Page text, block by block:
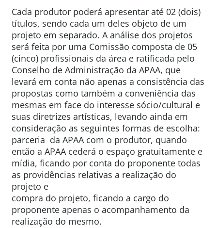
Cada produtor poderá apresentar até 02 (dois)
títulos, sendo cada um deles objeto de um
projeto em separado. A análise dos projetos
será feita por uma Comissão composta de 05
(cinco) profissionais da área e ratificada pelo
Conselho de Administração da APAA, que
levará em conta não apenas a consistência das
propostas como também a conveniência das
mesmas em face do interesse sócio/cultural e
suas diretrizes artísticas, levando ainda em
consideração as seguintes formas de escolha:
parceria da APAA com o produtor, quando
então a APAA cederá o espaço gratuitamente e
mídia, ficando por conta do proponente todas
as providências relativas a realização do
projeto e
compra do projeto, ficando a cargo do
proponente apenas o acompanhamento da
realização do mesmo.